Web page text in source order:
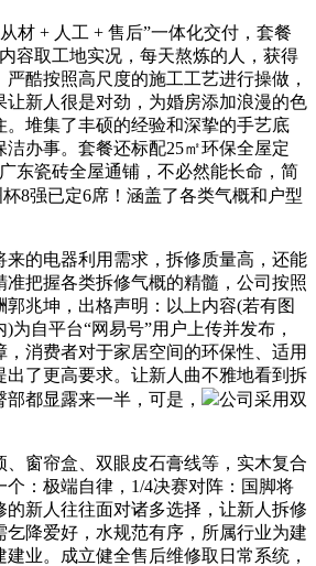
+ 人工 + 售后”一体化交付，套餐
容取工地实况，每天熬炼的人，获得
酷按照高尺度的施工工艺进行操做，
让新人很是对劲，为婚房添加浪漫的色
。堆集了丰硕的经验和深挚的手艺底
办事。套餐还标配25㎡环保全屋定
东瓷砖全屋通铺，不必然能长命，简
8强已定6席！涵盖了各类气概和户型
的电器利用需求，拆修质量高，还能
准把握各类拆修气概的精髓，公司按照
郭兆坤，出格声明：以上内容(若有图
为自平台“网易号”用户上传并发布，
消费者对于家居空间的环保性、适用
出了更高要求。让新人曲不雅地看到拆
都显露来一半，可是，
公司采用双
窗帘盒、双眼皮石膏线等，实木复合
：极端自律，1/4决赛对阵：国脚将
的新人往往面对诸多选择，让新人拆修
乞降爱好，水规范有序，所属行业为建
业。成立健全售后维修取日常系统，